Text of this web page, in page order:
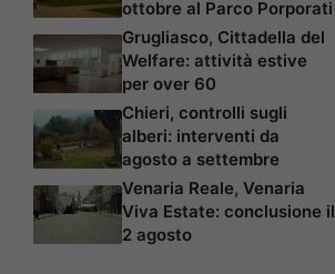
ottobre al Parco Porporati
Grugliasco, Cittadella del
Welfare: attività estive
per over 60
Chieri, controlli sugli
alberi: interventi da
agosto a settembre
Venaria Reale, Venaria
Viva Estate: conclusione il
2 agosto